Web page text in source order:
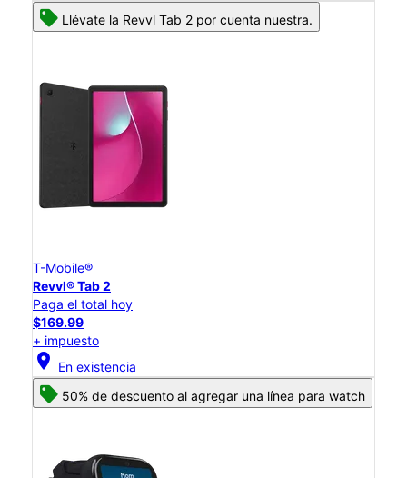
Llévate la Revvl Tab 2 por cuenta nuestra.
T-Mobile®
Revvl® Tab 2
Paga el total hoy
$169.99
+ impuesto
location_on En existencia
50% de descuento al agregar una línea para watch